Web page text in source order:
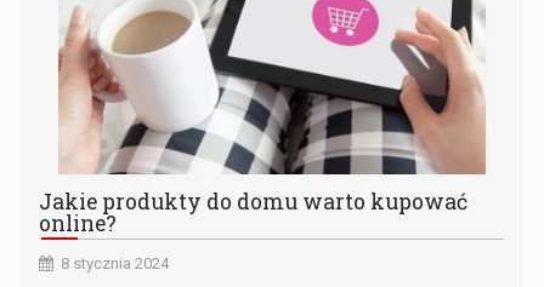
Jakie produkty do domu warto kupować
online?
8 stycznia 2024